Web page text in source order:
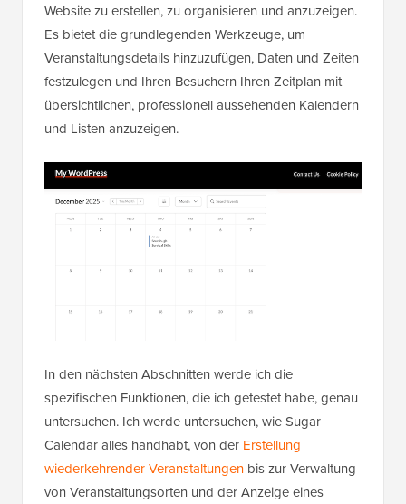
Website zu erstellen, zu organisieren und anzuzeigen.
Es bietet die grundlegenden Werkzeuge, um
Veranstaltungsdetails hinzuzufügen, Daten und Zeiten
festzulegen und Ihren Besuchern Ihren Zeitplan mit
übersichtlichen, professionell aussehenden Kalendern
und Listen anzuzeigen.
In den nächsten Abschnitten werde ich die
spezifischen Funktionen, die ich getestet habe, genau
untersuchen. Ich werde untersuchen, wie Sugar
Calendar alles handhabt, von der Erstellung
wiederkehrender Veranstaltungen bis zur Verwaltung
von Veranstaltungsorten und der Anzeige eines